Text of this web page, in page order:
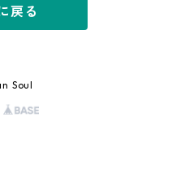
戻る
Soul